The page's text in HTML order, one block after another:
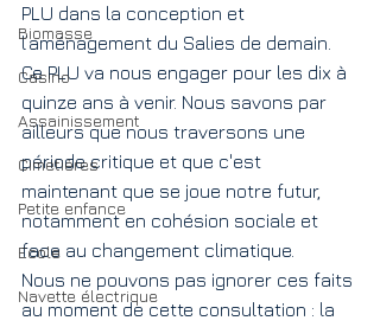
Biomasse
Casino
Assainissement
Cimetières
Petite enfance
Ecole
Navette électrique
PLU dans la conception et
l’aménagement du Salies de demain.
Ce PLU va nous engager pour les dix à
quinze ans à venir. Nous savons par
ailleurs que nous traversons une
période critique et que c'est
maintenant que se joue notre futur,
notamment en cohésion sociale et
face au changement climatique.
Nous ne pouvons pas ignorer ces faits
au moment de cette consultation : la